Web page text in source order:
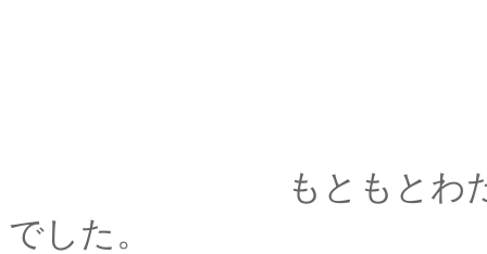
もともとわたしは、
でした。